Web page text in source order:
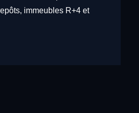
immeubles R+4 et